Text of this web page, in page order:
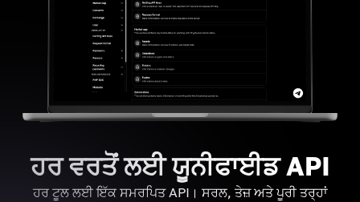
ਹਰ ਵਰਤੋਂ ਲਈ ਯੂਨੀਫਾਈਡ API
ਹਰ ਟੂਲ ਲਈ ਇੱਕ ਸਮਰਪਿਤ API। ਸਰਲ, ਤੇਜ਼ ਅਤੇ ਪੂਰੀ ਤਰ੍ਹਾਂ